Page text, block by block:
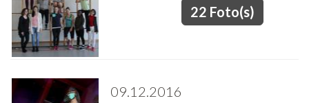
22 Foto(s)
09.12.2016